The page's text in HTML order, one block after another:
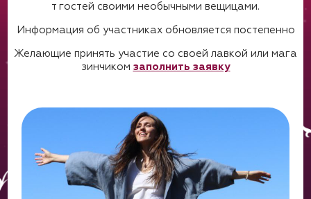
т гостей своими необычными вещицами.
Информация об участниках обновляется постепенно
Желающие принять участие со своей лавкой или мага
зинчиком заполнить заявку